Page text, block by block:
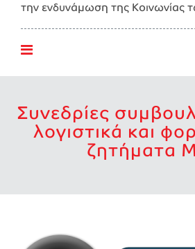
την ενδυνάμωση της Kοινωνίας
Συνεδρίες
λογιστικά και
ζητήματα